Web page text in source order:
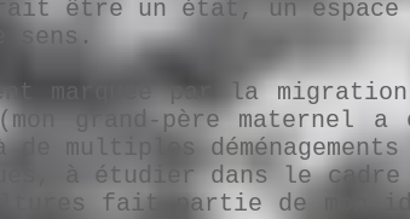
être un état, un
sens.
marquée par la migration
grand-père maternel a
multiples
à étudier dans le cadre
cultures fait partie de